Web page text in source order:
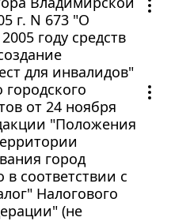
г. N 673 "О
году средств
для инвалидов"
от 24 ноября
"Положения
город
соответствии с
Налогового
(не